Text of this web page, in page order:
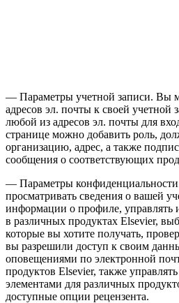
— Параметры учетной записи. Вы
адресов эл. почты к своей учетной
любой из адресов эл. почты для
странице можно добавить роль,
организацию, адрес, а также
сообщения о соответствующих
— Параметры
просматривать сведения о вашей
информации о профиле, управлять
в различных продуктах Elsevier,
которые вы хотите получать,
вы разрешили доступ к своим
оповещениями по электронной
продуктов Elsevier, также
элементами для различных
доступные опции рецензента.